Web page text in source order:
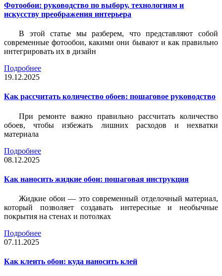
Фотообои: руководство по выбору, технологиям и
искусству преображения интерьера
В этой статье мы разберем, что представляют собой
современные фотообои, какими они бывают и как правильно
интегрировать их в дизайн
Подробнее
19.12.2025
Как рассчитать количество обоев: пошаговое руководство
При ремонте важно правильно рассчитать количество
обоев, чтобы избежать лишних расходов и нехватки
материала
Подробнее
08.12.2025
Как наносить жидкие обои: пошаговая инструкция
Жидкие обои — это современный отделочный материал,
который позволяет создавать интересные и необычные
покрытия на стенах и потолках
Подробнее
07.11.2025
Как клеить обои: куда наносить клей